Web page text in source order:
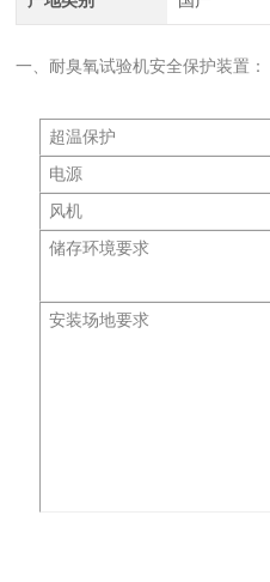
一、耐臭氧试验机安全保护装置：
超温保护
电源
风机
储存环境要求
安装场地要求